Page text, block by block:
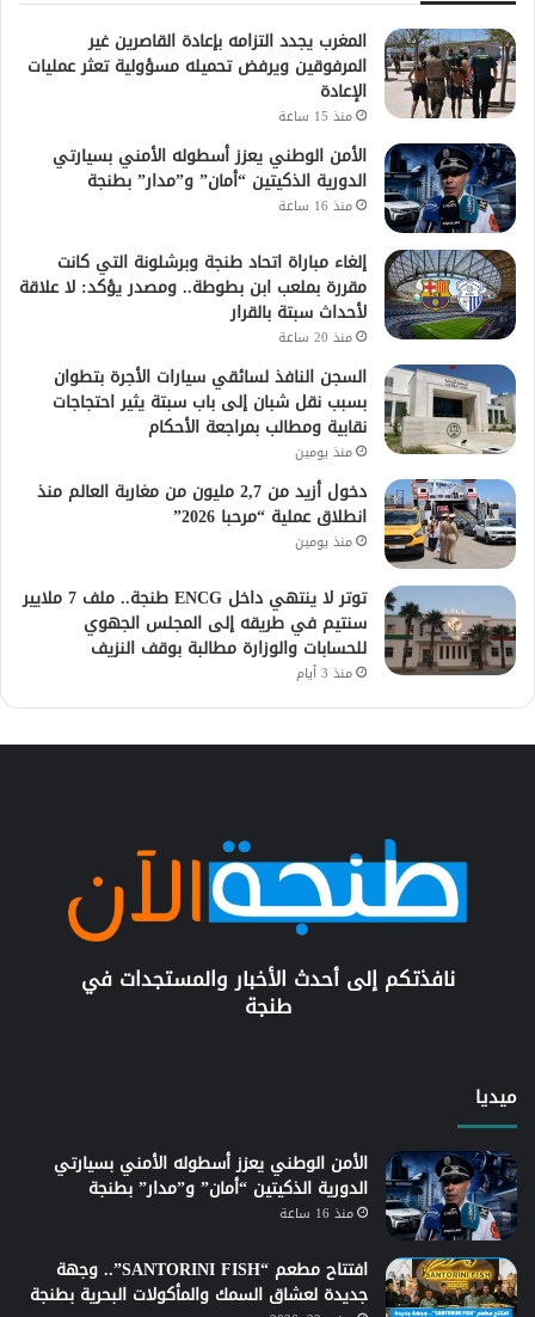
المغرب يجدد التزامه بإعادة القاصرين غير
المرفوقين ويرفض تحميله مسؤولية تعثر عمليات
الإعادة
منذ 15 ساعة
الأمن الوطني يعزز أسطوله الأمني بسيارتي
الدورية الذكيتين “أمان” و”مدار” بطنجة
منذ 16 ساعة
إلغاء مباراة اتحاد طنجة وبرشلونة التي كانت
مقررة بملعب ابن بطوطة.. ومصدر يؤكد: لا علاقة
لأحداث سبتة بالقرار
منذ 20 ساعة
السجن النافذ لسائقي سيارات الأجرة بتطوان
بسبب نقل شبان إلى باب سبتة يثير احتجاجات
نقابية ومطالب بمراجعة الأحكام
منذ يومين
دخول أزيد من 2,7 مليون من مغاربة العالم منذ
انطلاق عملية “مرحبا 2026”
منذ يومين
توتر لا ينتهي داخل ENCG طنجة.. ملف 7 ملايير
سنتيم في طريقه إلى المجلس الجهوي
للحسابات والوزارة مطالبة بوقف النزيف
منذ 3 أيام
نافذتكم إلى أحدث الأخبار والمستجدات في
طنجة
ميديا
الأمن الوطني يعزز أسطوله الأمني بسيارتي
الدورية الذكيتين “أمان” و”مدار” بطنجة
منذ 16 ساعة
افتتاح مطعم “SANTORINI FISH”.. وجهة
جديدة لعشاق السمك والمأكولات البحرية بطنجة